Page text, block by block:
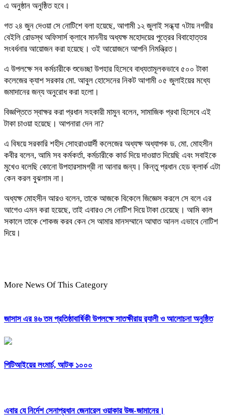
এ অনুষ্ঠান অনুষ্ঠিত হবে।
গত ২৪ জুন দেওয়া সে নোটিশে বলা হয়েছে, আগামী ১২ জুলাই সন্ধ্যা ৭টায় নগরীর
বেইলি রোডস্থ অফিসার্স ক্লাবে মাননীয় অধ্যক্ষ মহোদয়ের পুত্রের বিবাহোত্তর
সংবর্ধনার আয়োজন করা হয়েছে। ওই আয়োজনে আপনি নিমন্ত্রিত।
এ উপলক্ষে সব কর্মচারীকে শুভেচ্ছা উপহার হিসেবে বাধ্যতামূলকভাবে ৫০০ টাকা
কলেজের ক্যাশ সরকার মো. আবুল হোসেনের নিকট আগামী ০৫ জুলাইয়ের মধ্যে
জমাদানের জন্য অনুরোধ করা হলো।
বিজ্ঞপ্তিতে স্বাক্ষর করা প্রধান সহকারী মামুন বলেন, সামাজিক প্রথা হিসেবে এই
টাকা চাওয়া হয়েছে। আপনারা দেন না?
এ বিষয়ে সরকারি শহীদ সোহরাওয়ার্দী কলেজের অধ্যক্ষ অধ্যাপক ড. মো. মোহসীন
কবীর বলেন, আমি সব কর্মকর্তা, কর্মচারীকে কার্ড দিয়ে দাওয়াত দিয়েছি এবং সবাইকে
মুখেও বলেছি কোনো উপহারসামগ্রী না আনার জন্য। কিন্তু প্রধান হেড ক্লার্ক এটা
কেন করল বুঝলাম না।
অধ্যক্ষ মোহসীন আরও বলেন, তাকে আজকে বিকেলে জিজ্ঞেস করলে সে বলে এর
আগেও এমন করা হয়েছে, তাই এবারও সে নোটিশ দিয়ে টাকা চেয়েছে। আমি কাল
সকালে তাকে শোকজ করব কেন সে আমার মানসম্মানে আঘাত আনল এভাবে নোটিশ
দিয়ে।
More News Of This Category
জাসাস এর ৪৬ তম প্রতিষ্ঠাবার্ষিকী উপলক্ষে সাতক্ষীরায় র‍্যালী ও আলোচনা অনুষ্ঠিত
পিটিআইয়ের লংমার্চ, আটক ১০০০
এবার যে নির্দেশ সেনাপ্রধান জেনারেল ওয়াকার উজ-জামানের।